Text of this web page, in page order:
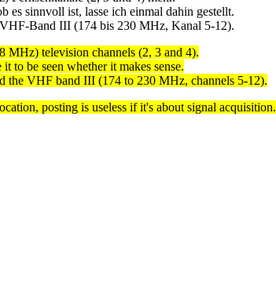
es sinnvoll ist, lasse ich einmal dahin gestellt.
Band III (174 bis 230 MHz, Kanal 5-12).
MHz) television channels (2, 3 and 4).
to be seen whether it makes sense.
the VHF band III (174 to 230 MHz, channels 5-12).
posting is useless if it's about signal acquisition.